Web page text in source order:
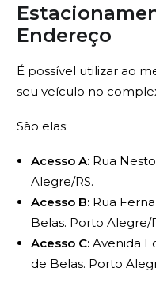
Endereço
É possível utilizar ao
seu veículo no
São elas:
Acesso A: Rua
Alegre/RS.
Acesso B: Rua
Belas. Porto Alegre/
Acesso C: Avenida
de Belas. Porto